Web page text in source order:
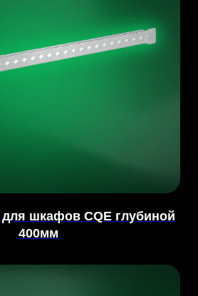
шкафов CQE глубиной
400мм